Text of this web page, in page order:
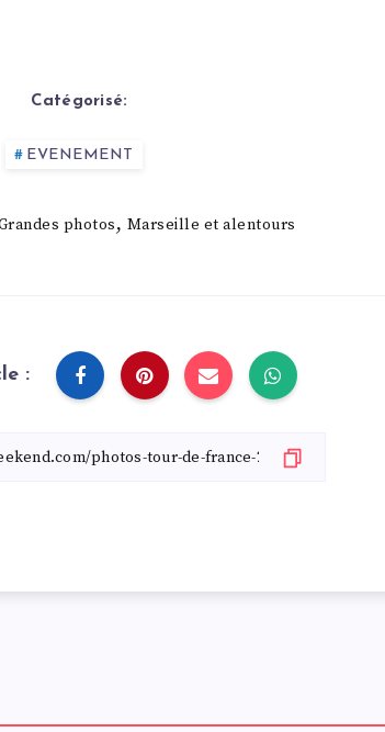
Catégorisé:
EVENEMENT
photos, Marseille et alentours
: